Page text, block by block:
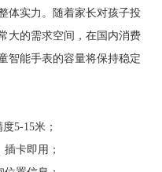
体实力。随着家长对孩子投
大的需求空间，在国内消费
智能手表的容量将保持稳定
5-15米；
卡即用；